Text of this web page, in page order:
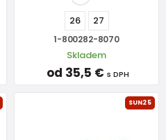
26 27
1-800282-8070
Skladem
od 35,5 € s DPH
SUN25